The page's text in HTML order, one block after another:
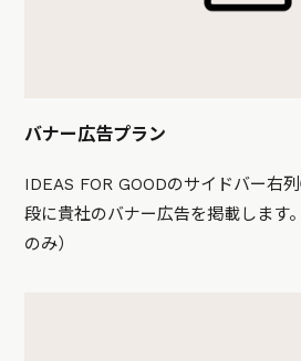
バナー広告プラン
IDEAS FOR GOODのサイドバー右
段に貴社のバナー広告を掲載します
のみ）